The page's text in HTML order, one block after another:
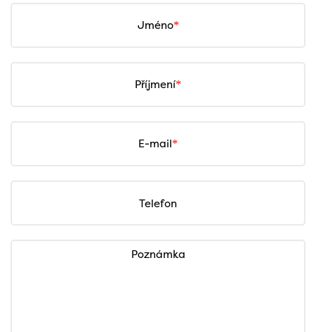
Jméno
Příjmení
E-mail
Telefon
Poznámka